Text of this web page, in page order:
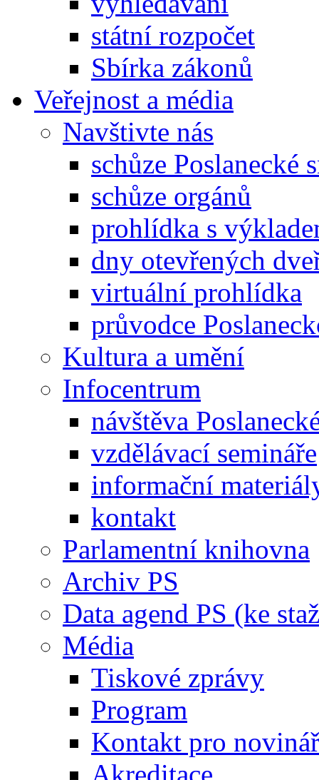
státní rozpočet
Sbírka zákonů
Veřejnost a média
Navštivte nás
schůze Poslanecké
schůze orgánů
prohlídka s
dny otevřených
virtuální prohlídka
průvodce
Kultura a umění
Infocentrum
návštěva
vzdělávací semináře
informační
kontakt
Parlamentní knihovna
Archiv PS
Data agend PS (ke
Média
Tiskové zprávy
Program
Kontakt pro